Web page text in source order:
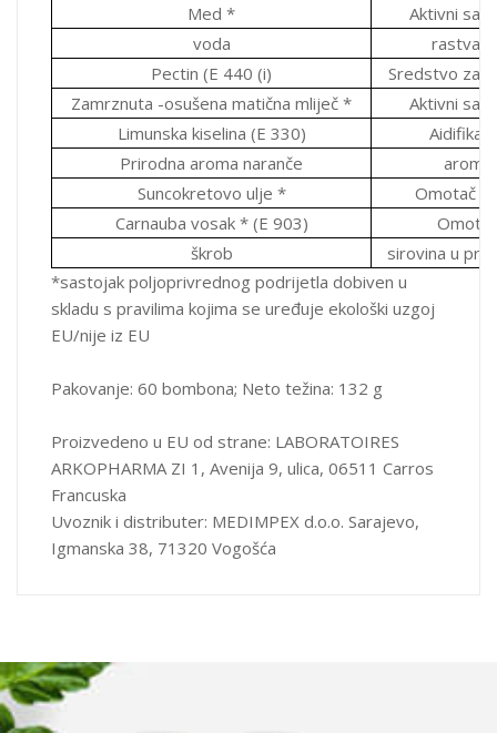
Med *
Aktivni
voda
Pectin (E 440 (i)
Sredstvo za
Zamrznuta -osušena matična mliječ *
Aktivni
Limunska kiselina (E 330)
Prirodna aroma naranče
aroma
Suncokretovo ulje *
Omotač
Carnauba vosak * (E 903)
Omotač
škrob
sirovina u
*sastojak poljoprivrednog podrijetla dobiven u
skladu s pravilima kojima se uređuje ekološki uzgoj
EU/nije iz EU
Pakovanje: 60 bombona; Neto težina: 132 g
Proizvedeno u EU od strane: LABORATOIRES
ARKOPHARMA ZI 1, Avenija 9, ulica, 06511 Carros
Francuska
Uvoznik i distributer: MEDIMPEX d.o.o. Sarajevo,
Igmanska 38, 71320 Vogošća